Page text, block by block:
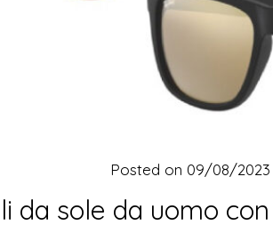
da sole da uomo
Posted on 09/08/2023